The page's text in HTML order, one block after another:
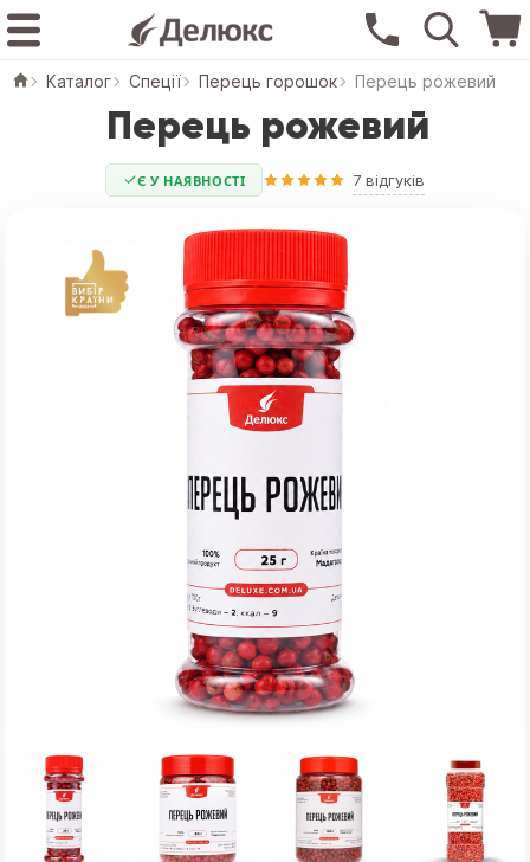
Каталог Спеції Перець горошок Перець рожевий
Перець рожевий
Є У НАЯВНОСТІ 7 відгуків